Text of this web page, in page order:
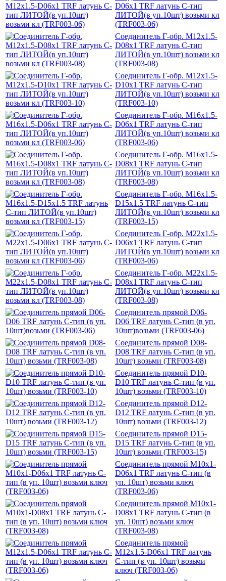
D06x1 TRF латунь С-тип
ЛИТОЙ(в уп.10шт) возьми кл
(TRF003-06)
Соединитель Г-обр. M12x1.5-
D08x1 TRF латунь C-тип
ЛИТОЙ(в уп.10шт) возьми кл
(TRF003-08)
Соединитель Г-обр. M12x1.5-
D10x1 TRF латунь C-тип
ЛИТОЙ(в уп.10шт) возьми кл
(TRF003-10)
Соединитель Г-обр. M16x1.5-
D06x1 TRF латунь C-тип
ЛИТОЙ(в уп.10шт) возьми кл
(TRF003-06)
Соединитель Г-обр. M16x1.5-
D08x1 TRF латунь C-тип
ЛИТОЙ(в уп.10шт) возьми кл
(TRF003-08)
Соединитель Г-обр. M16x1.5-
D15x1.5 TRF латунь C-тип
ЛИТОЙ(в уп.10шт) возьми кл
(TRF003-15)
Соединитель Г-обр. M22x1.5-
D06x1 TRF латунь C-тип
ЛИТОЙ(в уп.10шт) возьми кл
(TRF003-06)
Соединитель Г-обр. M22x1.5-
D08x1 TRF латунь C-тип
ЛИТОЙ(в уп.10шт) возьми кл
(TRF003-08)
Соединитель прямой D06-
D06 TRF латунь C-тип (в уп.
10шт)возьми (TRF003-06)
Соединитель прямой D08-
D08 TRF латунь C-тип (в уп.
10шт) возьми (TRF003-08)
Соединитель прямой D10-
D10 TRF латунь C-тип (в уп.
10шт) возьми (TRF003-10)
Соединитель прямой D12-
D12 TRF латунь C-тип (в уп.
10шт) возьми (TRF003-12)
Соединитель прямой D15-
D15 TRF латунь C-тип (в уп.
10шт) возьми (TRF003-15)
Соединитель прямой M10x1-
D06x1 TRF латунь C-тип (в
уп. 10шт) возьми ключ
(TRF003-06)
Соединитель прямой M10x1-
D08x1 TRF латунь C-тип (в
уп. 10шт) возьми ключ
(TRF003-08)
Соединитель прямой
M12x1.5-D06x1 TRF латунь
C-тип (в уп. 10шт) возьми
ключ (TRF003-06)